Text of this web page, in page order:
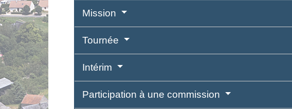
Mission
Tournée
Intérim
Participation à une commission